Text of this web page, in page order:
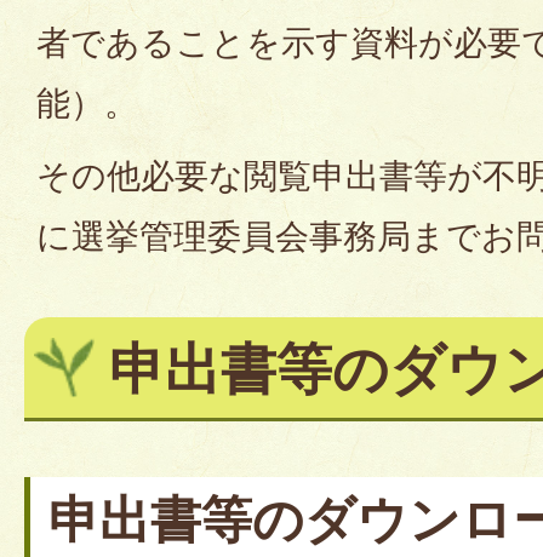
者であることを示す資料が必要
能）。
その他必要な閲覧申出書等が不
に選挙管理委員会事務局までお
申出書等のダウ
申出書等のダウンロ